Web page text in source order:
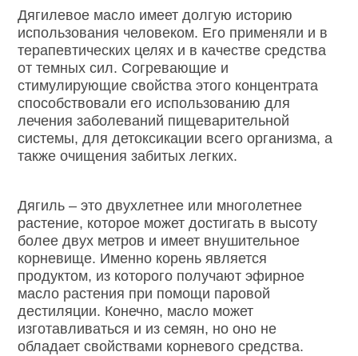
Дягилевое масло имеет долгую историю
использования человеком. Его применяли и в
терапевтических целях и в качестве средства
от темных сил. Согревающие и
стимулирующие свойства этого концентрата
способствовали его использованию для
лечения заболеваний пищеварительной
системы, для детоксикации всего организма, а
также очищения забитых легких.
Дягиль – это двухлетнее или многолетнее
растение, которое может достигать в высоту
более двух метров и имеет внушительное
корневище. Именно корень является
продуктом, из которого получают эфирное
масло растения при помощи паровой
дестиляции. Конечно, масло может
изготавливаться и из семян, но оно не
обладает свойствами корневого средства.